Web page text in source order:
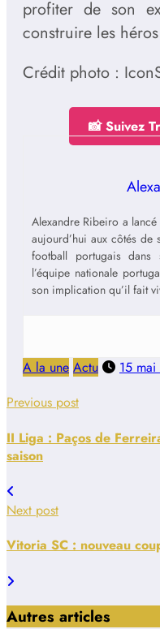
profiter de son
construire les
Crédit photo :
📸 Suivez
Alexandre Ribeiro a
aujourd’hui aux côtés de
football portugais dans
l’équipe nationale
son implication qu’il fait
A la une Actu 15
Previous post
II Liga : Paços de
saison
Next post
Vitoria SC : nouveau
Autres articles